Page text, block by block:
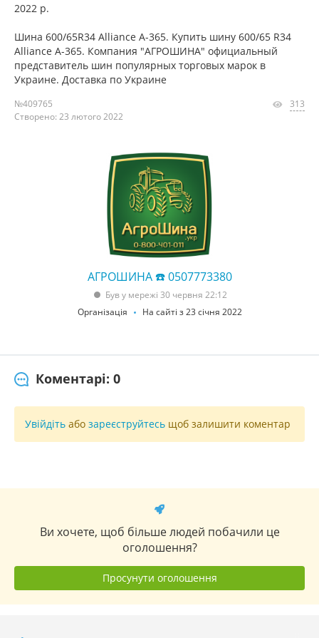
2022 р.
Шина 600/65R34 Alliance A-365. Купить шину 600/65 R34
Alliance A-365. Компания "АГРОШИНА" официальный
представитель шин популярных торговых марок в
Украине. Доставка по Украине
№409765
Створено: 23 лютого 2022
313
АГРОШИНА ☎️ 0507773380
Був у мережі 30 червня 22:12
Організація
На сайті з 23 січня 2022
Коментарі: 0
Увійдіть або зареєструйтесь щоб залишити коментар
Ви хочете, щоб більше людей побачили це
оголошення?
Просунути оголошення